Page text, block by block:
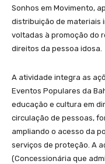
Sonhos em Movimento,
distribuição de materiais
voltadas à promoção do
direitos da pessoa idosa.
A atividade integra as
Eventos Populares da
educação e cultura em
circulação de pessoas,
ampliando o acesso da
serviços de proteção. A
(Concessionária que